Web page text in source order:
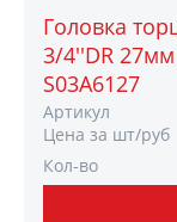
Головка
3/4''DR 27мм
S03A6127
Артикул
Цена за шт/руб
Кол-во